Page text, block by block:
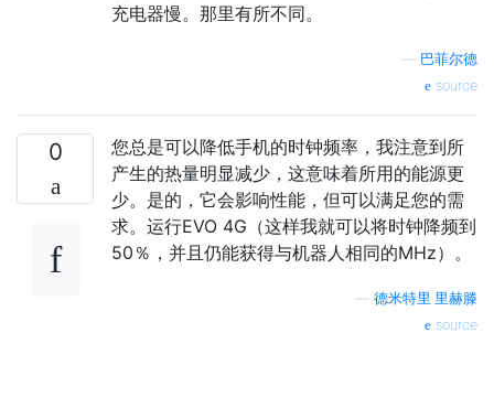
充电器慢。那里有所不同。
巴菲尔德
source
0
您总是可以降低手机的时钟频率，我注意到所
产生的热量明显减少，这意味着所用的能源更
少。是的，它会影响性能，但可以满足您的需
求。运行EVO 4G（这样我就可以将时钟降频到
50％，并且仍能获得与机器人相同的MHz）。
德米特里·里赫滕
source